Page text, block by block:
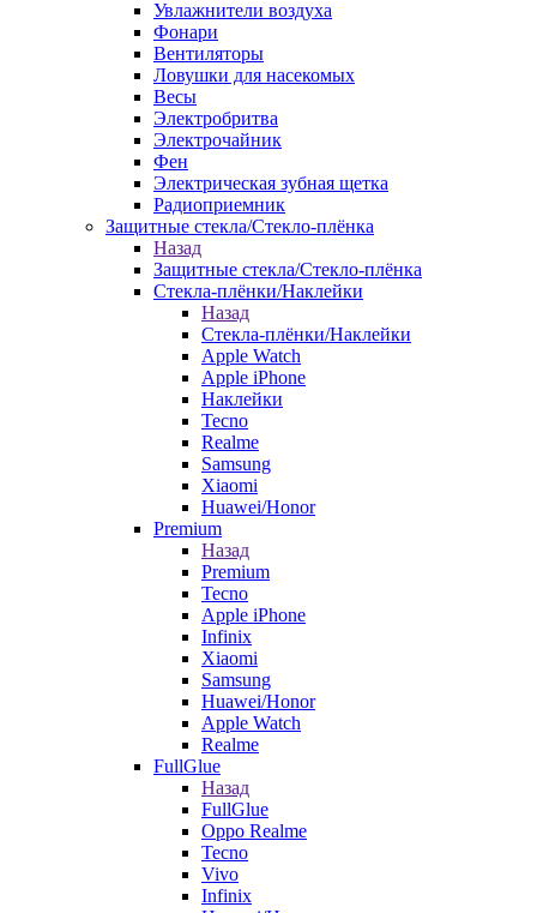
Увлажнители воздуха
Фонари
Вентиляторы
Ловушки для насекомых
Весы
Электробритва
Электрочайник
Фен
Электрическая зубная щетка
Радиоприемник
Защитные стекла/Стекло-плёнка
Назад
Защитные стекла/Стекло-плёнка
Стекла-плёнки/Наклейки
Назад
Стекла-плёнки/Наклейки
Apple Watch
Apple iPhone
Наклейки
Tecno
Realme
Samsung
Xiaomi
Huawei/Honor
Premium
Назад
Premium
Tecno
Apple iPhone
Infinix
Xiaomi
Samsung
Huawei/Honor
Apple Watch
Realme
FullGlue
Назад
FullGlue
Oppo Realme
Tecno
Vivo
Infinix